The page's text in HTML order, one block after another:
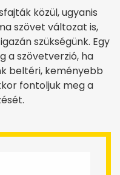
közül, ugyanis
szövet változat is,
szükségünk. Egy
a szövetverzió, ha
beltéri, keményebb
fontoljuk meg a